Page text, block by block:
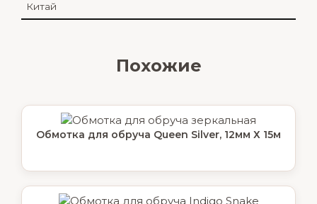
Китай
Похожие
Обмотка для обруча Queen Silver, 12мм Х 15м